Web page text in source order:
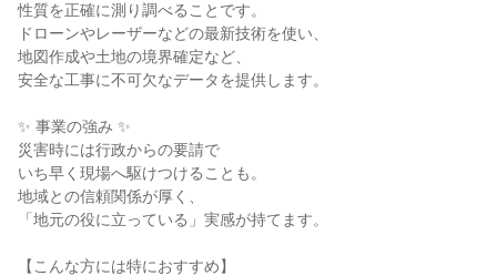
性質を正確に測り調べることです。
ドローンやレーザーなどの最新技術を使い、
地図作成や土地の境界確定など、
安全な工事に不可欠なデータを提供します。
✨ 事業の強み ✨
災害時には行政からの要請で
いち早く現場へ駆けつけることも。
地域との信頼関係が厚く、
「地元の役に立っている」実感が持てます。
【こんな方には特におすすめ】